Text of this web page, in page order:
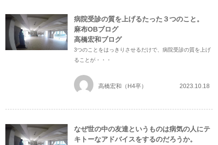
病院受診の質を上げるたった３つのこと。
麻布OBブログ
高橋宏和ブログ
3つのことをはっきりさせるだけで、病院受診の質を上げ
ることが・・・
高橋宏和（H4卒） 2023.10.18
なぜ世の中の友達というものは病気の人にテ
キトーなアドバイスをするのだろうか。